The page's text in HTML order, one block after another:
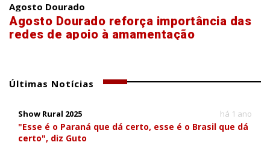
Agosto Dourado
Agosto Dourado reforça importância das
redes de apoio à amamentação
Últimas Notícias
Show Rural 2025 há 1 ano
"Esse é o Paraná que dá certo, esse é o Brasil que dá
certo", diz Guto